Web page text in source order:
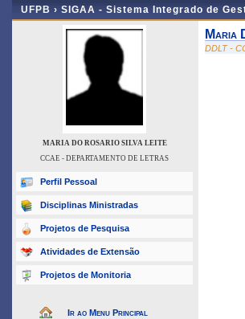
UFPB › SIGAA - Sistema Integrado de
MARIA DO ROSARIO SILVA LEITE
CCAE - DEPARTAMENTO DE LETRAS
Perfil Pessoal
Disciplinas Ministradas
Projetos de Pesquisa
Atividades de Extensão
Projetos de Monitoria
Ir ao Menu Principal
Maria
DDLT -